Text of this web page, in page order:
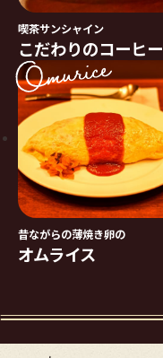
喫茶サンシャイン
こだわりのコーヒー
昔ながらの薄焼き卵の
オムライス